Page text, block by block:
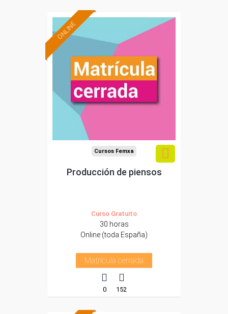
ONLINE
Cursos Femxa
Producción de piensos
Curso Gratuito
30 horas
Online (toda España)
Matrícula cerrada
0 152